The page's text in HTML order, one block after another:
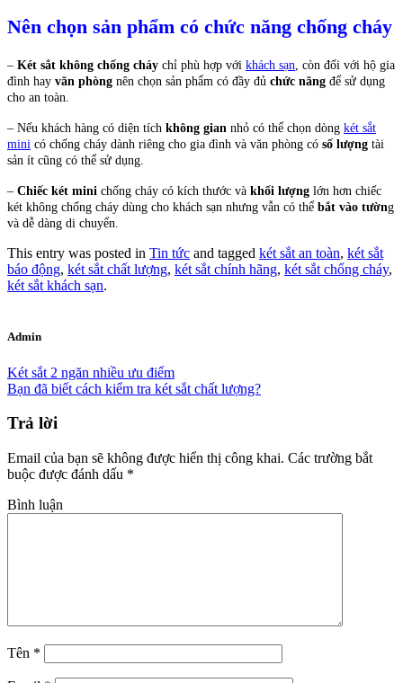
Nên chọn sản phẩm có chức năng chống cháy
– Két sắt không chống cháy chỉ phù hợp với khách sạn, còn đối với hộ gia
đình hay văn phòng nên chọn sản phẩm có đầy đủ chức năng để sử dụng
cho an toàn.
– Nếu khách hàng có diện tích không gian nhỏ có thể chọn dòng két sắt
mini có chống cháy dành riêng cho gia đình và văn phòng có số lượng tài
sản ít cũng có thể sử dụng.
– Chiếc két mini chống cháy có kích thước và khối lượng lớn hơn chiếc
két không chống cháy dùng cho khách sạn nhưng vẫn có thể bắt vào tường
và dễ dàng di chuyển.
This entry was posted in Tin tức and tagged két sắt an toàn, két sắt
báo động, két sắt chất lượng, két sắt chính hãng, két sắt chống cháy,
két sắt khách sạn.
Admin
Két sắt 2 ngăn nhiều ưu điểm
Bạn đã biết cách kiểm tra két sắt chất lượng?
Trả lời
Email của bạn sẽ không được hiển thị công khai. Các trường bắt
buộc được đánh dấu *
Bình luận
Tên *